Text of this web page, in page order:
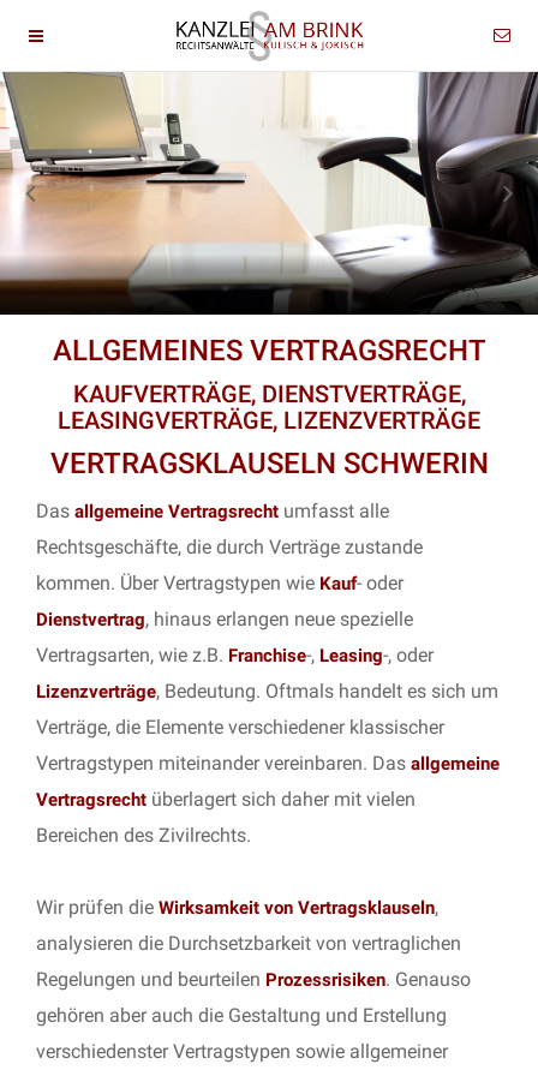
ALLGEMEINES VERTRAGSRECHT
KAUFVERTRÄGE, DIENSTVERTRÄGE,
LEASINGVERTRÄGE, LIZENZVERTRÄGE
VERTRAGSKLAUSELN SCHWERIN
Das allgemeine Vertragsrecht umfasst alle
Rechtsgeschäfte, die durch Verträge zustande
kommen. Über Vertragstypen wie Kauf- oder
Dienstvertrag, hinaus erlangen neue spezielle
Vertragsarten, wie z.B. Franchise-, Leasing-, oder
Lizenzverträge, Bedeutung. Oftmals handelt es sich um
Verträge, die Elemente verschiedener klassischer
Vertragstypen miteinander vereinbaren. Das allgemeine
Vertragsrecht überlagert sich daher mit vielen
Bereichen des Zivilrechts.
Wir prüfen die Wirksamkeit von Vertragsklauseln,
analysieren die Durchsetzbarkeit von vertraglichen
Regelungen und beurteilen Prozessrisiken. Genauso
gehören aber auch die Gestaltung und Erstellung
verschiedenster Vertragstypen sowie allgemeiner